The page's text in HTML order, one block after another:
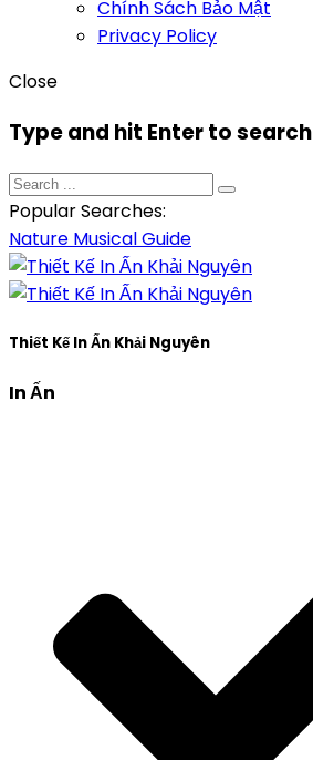
Chính Sách Bảo Mật
Privacy Policy
Close
Type and hit Enter to search
Popular Searches:
Nature MusicalGuide
Thiết Kế In Ấn Khải Nguyên
In Ấn